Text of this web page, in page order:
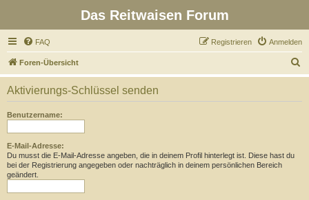
Das Reitwaisen Forum
FAQ Anmelden
Registrieren
Foren-Übersicht
u
Aktivierungs-Schlüssel senden
Benutzername:
E-Mail-Adresse:
Du musst die E-Mail-Adresse angeben, die in deinem Profil hinterlegt ist. Diese hast du
bei der Registrierung angegeben oder nachträglich in deinem persönlichen Bereich
geändert.